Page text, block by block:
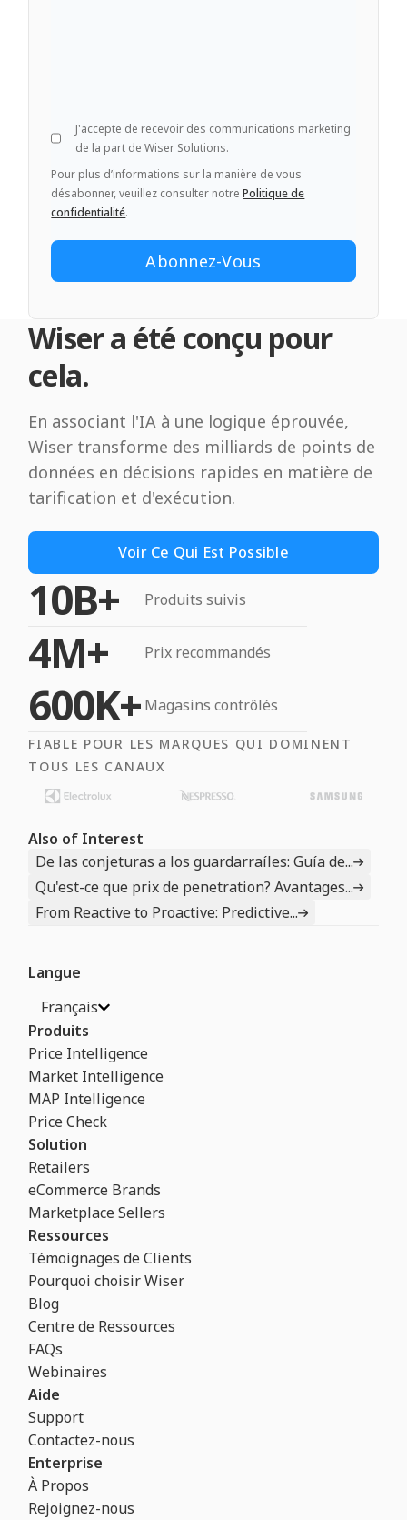
J'accepte de recevoir des communications marketing
de la part de Wiser Solutions.
Pour plus d’informations sur la manière de vous
désabonner, veuillez consulter notrePolitique de
confidentialité.
Wiser a été conçu pour
cela.
En associant l'IA à une logique éprouvée,
Wiser transforme des milliards de points de
données en décisions rapides en matière de
tarification et d'exécution.
Voir Ce Qui Est Possible
10B+ Produits suivis
4M+ Prix recommandés
600K+ Magasins contrôlés
FIABLE POUR LES MARQUES QUI DOMINENT
TOUS LES CANAUX
Also of Interest
De las conjeturas a los guardarraíles: Guía de...
Qu'est-ce que prix de penetration? Avantages...
From Reactive to Proactive: Predictive...
Langue
Français
Produits
Price Intelligence
Market Intelligence
MAP Intelligence
Price Check
Solution
Retailers
eCommerce Brands
Marketplace Sellers
Ressources
Témoignages de Clients
Pourquoi choisir Wiser
Blog
Centre de Ressources
FAQs
Webinaires
Aide
Support
Contactez-nous
Enterprise
À Propos
Rejoignez-nous